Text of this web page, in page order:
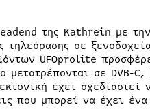
της Kathrein με
τηλεόρασης σε
UFOprolite
σε DVB-
έχει
που μπορεί να έχει